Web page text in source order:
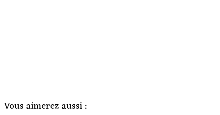
Vous aimerez aussi :